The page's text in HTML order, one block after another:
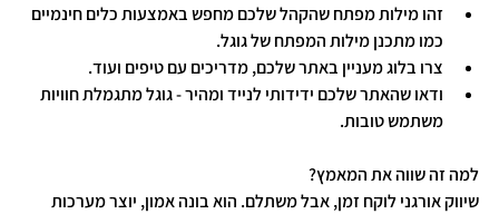
זהו מילות מפתח שהקהל שלכם מחפש באמצעות כלים חינמיים
כמו מתכנן מילות המפתח של גוגל.
צרו בלוג מעניין באתר שלכם, מדריכים עם טיפים ועוד.
ודאו שהאתר שלכם ידידותי לנייד ומהיר - גוגל מתגמלת חוויות
משתמש טובות.
למה זה שווה את המאמץ?
שיווק אורגני לוקח זמן, אבל משתלם. הוא בונה אמון, יוצר מערכות